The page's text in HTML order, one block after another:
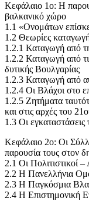
Κεφάλαιο 1ο: Η
βαλκανικό χώρο
1.1 «Ονομάτων
1.2 Θεωρίες
1.2.1 Καταγωγή από
1.2.2 Καταγωγή από
δυτικής Βουλγαρίας
1.2.3 Καταγωγή από
1.2.4 Οι Βλάχοι στο
1.2.5 Ζητήματα
και στις αρχές του
1.3 Οι
Κεφάλαιο 2ο: Οι
παρουσία τους στον
2.1 Οι Πολιτιστικοί
2.2 Η Πανελλήνια
2.3 Η Παγκόσμια
2.4 Η Επιστημονική